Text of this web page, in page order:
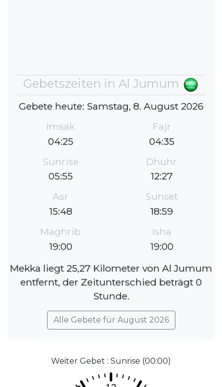
Gebetszeiten in Al Jumum
Gebete heute: Samstag, 8. August 2026
Imsak
04:25
Fajr
04:35
Sunrise
05:55
Dhuhr
12:27
Asr
15:48
Sunset
18:59
Maghrib
19:00
Isha
19:00
Mekka liegt 25,27 Kilometer von Al Jumum
entfernt, der Zeitunterschied beträgt 0
Stunde.
Alle Gebete für August 2026
Weiter Gebet : Sunrise (00:00)